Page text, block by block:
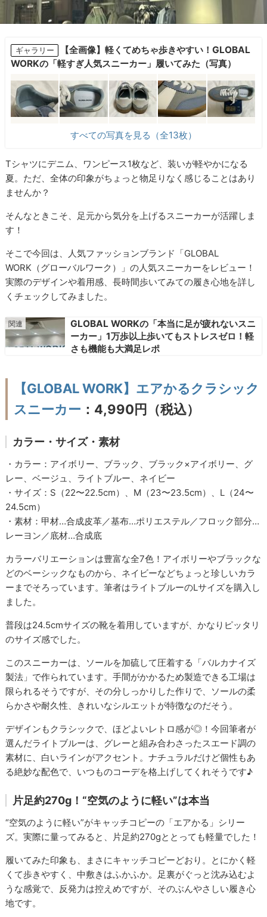
ギャラリー
【全画像】軽くてめちゃ歩きやすい！GLOBAL
WORKの「軽すぎ人気スニーカー」履いてみた（写真）
すべての写真を見る（全13枚）
Tシャツにデニム、ワンピース1枚など、装いが軽やかになる
夏。ただ、全体の印象がちょっと物足りなく感じることはあり
ませんか？
そんなときこそ、足元から気分を上げるスニーカーが活躍しま
す！
そこで今回は、人気ファッションブランド「GLOBAL
WORK（グローバルワーク）」の人気スニーカーをレビュー！
実際のデザインや着用感、長時間歩いてみての履き心地を詳し
くチェックしてみました。
GLOBAL WORKの「本当に足が疲れないスニ
ーカー」1万歩以上歩いてもストレスゼロ！軽
さも機能も大満足レポ
【GLOBAL WORK】エアかるクラシック
スニーカー ：4,990円（税込）
カラー・サイズ・素材
・カラー：アイボリー、ブラック、ブラック×アイボリー、グ
レー、ベージュ、ライトブルー、ネイビー
・サイズ：S（22〜22.5cm）、M（23〜23.5cm）、L（24〜
24.5cm）
・素材：甲材…合成皮革／基布…ポリエステル／フロック部分…
レーヨン／底材…合成底
カラーバリエーションは豊富な全7色！アイボリーやブラックな
どのベーシックなものから、ネイビーなどちょっと珍しいカラ
ーまでそろっています。筆者はライトブルーのLサイズを購入し
ました。
普段は24.5cmサイズの靴を着用していますが、かなりピッタリ
のサイズ感でした。
このスニーカーは、ソールを加硫して圧着する「バルカナイズ
製法」で作られています。手間がかかるため製造できる工場は
限られるそうですが、その分しっかりした作りで、ソールの柔
らかさや耐久性、きれいなシルエットが特徴なのだそう。
デザインもクラシックで、ほどよいレトロ感が◎！今回筆者が
選んだライトブルーは、グレーと組み合わさったスエード調の
素材に、白いラインがアクセント。ナチュラルだけど個性もあ
る絶妙な配色で、いつものコーデを格上げしてくれそうです♪
片足約270g！“空気のように軽い”は本当
“空気のように軽い”がキャッチコピーの「エアかる」シリー
ズ。実際に量ってみると、片足約270gととっても軽量でした！
履いてみた印象も、まさにキャッチコピーどおり。とにかく軽
くて歩きやすく、中敷きはふかふか。足裏がぐっと沈み込むよ
うな感覚で、反発力は控えめですが、そのぶんやさしい履き心
地です。